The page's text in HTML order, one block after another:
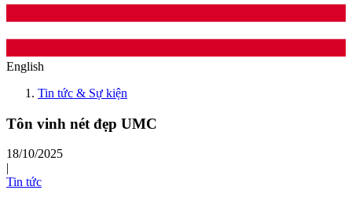
English
Tin tức & Sự kiện
Tôn vinh nét đẹp UMC
18/10/2025
|
Tin tức